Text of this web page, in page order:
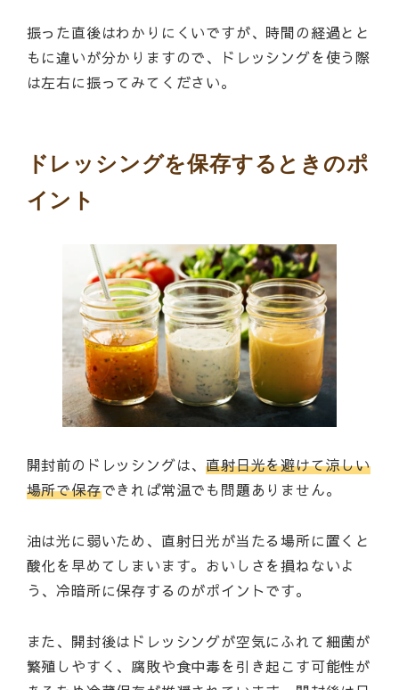
振った直後はわかりにくいですが、時間の経過とと
もに違いが分かりますので、ドレッシングを使う際
は左右に振ってみてください。
ドレッシングを保存するときのポ
イント
開封前のドレッシングは、直射日光を避けて涼しい
場所で保存できれば常温でも問題ありません。
油は光に弱いため、直射日光が当たる場所に置くと
酸化を早めてしまいます。おいしさを損ねないよ
う、冷暗所に保存するのがポイントです。
また、開封後はドレッシングが空気にふれて細菌が
繁殖しやすく、腐敗や食中毒を引き起こす可能性が